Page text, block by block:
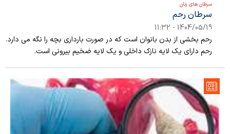
سرطان های زنان
سرطان رحم
1404/05/19 - 11:32
رحم بخشی از بدن بانوان است که در صورت بارداری بچه را نگه می دارد.
رحم دارای یک لایه نازک داخلی و یک لایه ضخیم بیرونی است.